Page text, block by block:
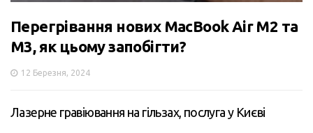
Перегрівання нових MacBook Air M2 та
M3, як цьому запобігти?
12 Березня, 2024
Лазерне гравіювання на гільзах, послуга у Києві